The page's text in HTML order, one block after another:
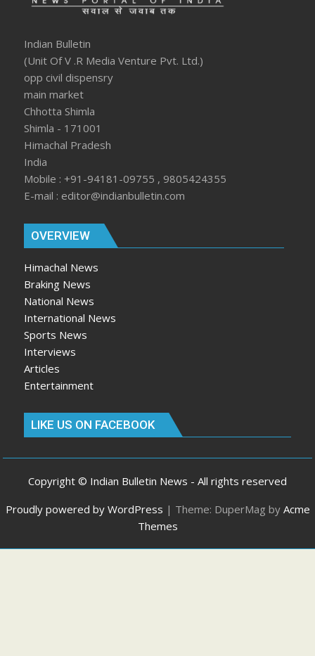
Indian Bulletin
(Unit Of V .R Media Venture Pvt. Ltd.)
opp civil dispensry
main market
Chhotta Shimla
Shimla - 171001
Himachal Pradesh
India
Mobile : +91-94181-09755 , 9805424355
E-mail : editor@indianbulletin.com
OVERVIEW
Himachal News
Braking News
National News
International News
Sports News
Interviews
Articles
Entertainment
LIKE US ON FACEBOOK
Copyright © Indian Bulletin News - All rights reserved
Proudly powered by WordPress | Theme: DuperMag by Acme
Themes